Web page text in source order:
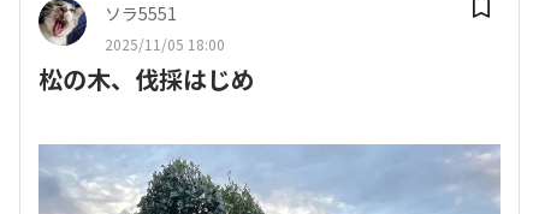
ソラ5551
2025/11/05 18:00
松の木、伐採はじめ